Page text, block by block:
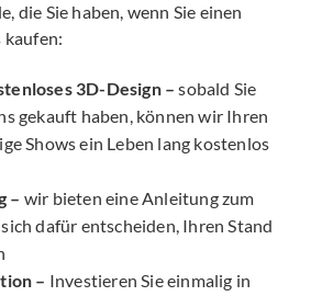
die Sie haben, wenn Sie einen
kaufen:
3D-Design – sobald Sie
gekauft haben, können wir Ihren
Shows ein Leben lang kostenlos
– wir bieten eine Anleitung zum
dafür entscheiden, Ihren Stand
– Investieren Sie einmalig in